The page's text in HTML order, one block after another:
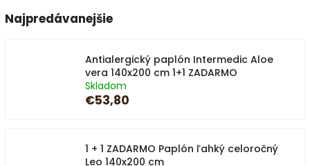
Najpredávanejšie
Antialergický paplón Intermedic Aloe
vera 140x200 cm 1+1 ZADARMO
Skladom
€53,80
1 + 1 ZADARMO Paplón ľahký celoročný
Leo 140x200 cm